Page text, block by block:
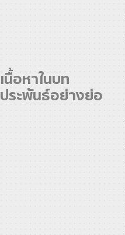
เนื้อหาในบท
ประพันธ์อย่างย่อ